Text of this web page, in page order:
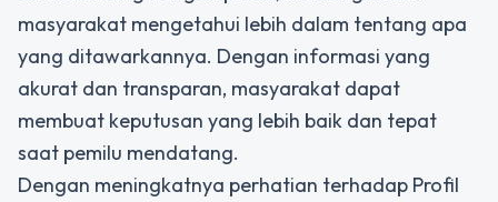
masyarakat mengetahui lebih dalam tentang apa
yang ditawarkannya. Dengan informasi yang
akurat dan transparan, masyarakat dapat
membuat keputusan yang lebih baik dan tepat
saat pemilu mendatang.
Dengan meningkatnya perhatian terhadap Profil